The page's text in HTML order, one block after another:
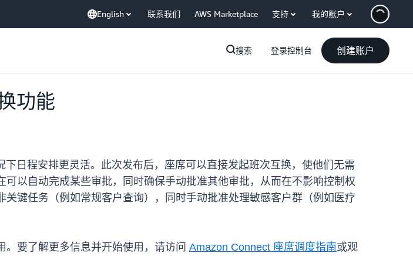
English 联系我们 AWS Marketplace 支持 我的账户
搜索 登录控制台 创建账户
功能
日程安排更灵活。此次发布后，座席可以直接发起班次互换，使他们无需
以自动完成某些审批，同时确保手动批准其他审批，从而在不影响控制权
键任务（例如常规客户查询），同时手动批准处理敏感客户群（例如医疗
。要了解更多信息并开始使用，请访问 Amazon Connect 座席调度指南或观